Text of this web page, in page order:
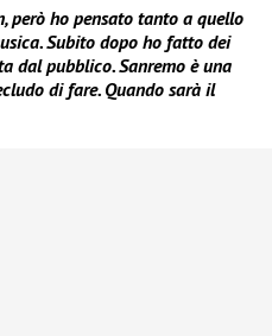
però ho pensato tanto a quello
Subito dopo ho fatto dei
dal pubblico. Sanremo è una
di fare. Quando sarà il